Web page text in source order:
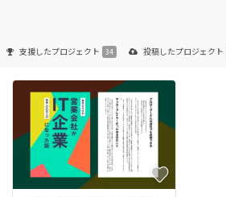
支援したプロジェクト 34 投稿したプロジェクト